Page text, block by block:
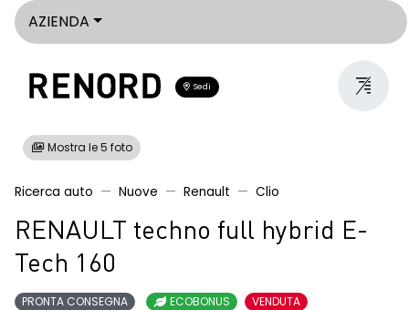
AZIENDA
Sedi
Mostra le 5 foto
Ricerca auto Nuove Renault Clio
RENAULT techno full hybrid E-
Tech 160
PRONTA CONSEGNA ECOBONUS
VENDUTA